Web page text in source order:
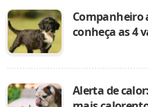
Companheiro
conheça as 4
Alerta de